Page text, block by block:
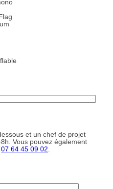
et un chef de projet
Vous pouvez également
07 64 45 09 02